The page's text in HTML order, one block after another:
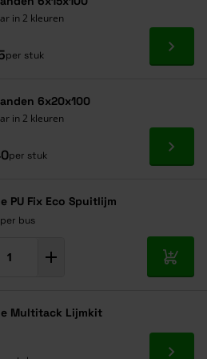
in 2 kleuren
per stuk Ga
6x20x100
in 2 kleuren
per stuk Ga
PU Fix Eco Spuitlijm
per bus
In
Multitack Lijmkit